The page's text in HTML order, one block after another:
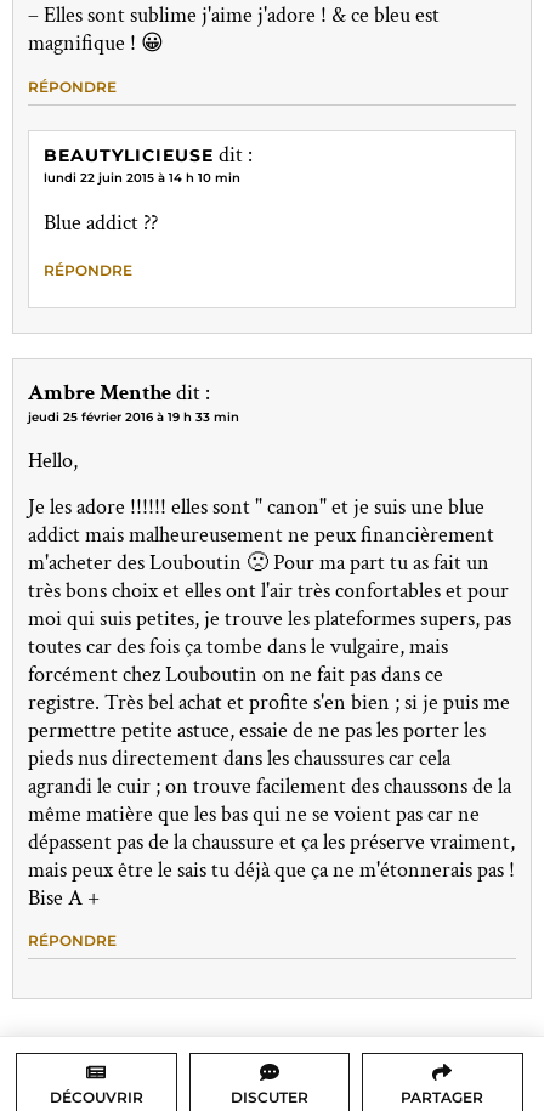
– Elles sont sublime j'aime j'adore ! & ce bleu est
magnifique ! 😀
RÉPONDRE
BEAUTYLICIEUSE dit :
lundi 22 juin 2015 à 14 h 10 min
Blue addict ??
RÉPONDRE
Ambre Menthedit :
jeudi 25 février 2016 à 19 h 33 min
Hello,
Je les adore !!!!!! elles sont " canon" et je suis une blue
addict mais malheureusement ne peux financièrement
m'acheter des Louboutin 🙁 Pour ma part tu as fait un
très bons choix et elles ont l'air très confortables et pour
moi qui suis petites, je trouve les plateformes supers, pas
toutes car des fois ça tombe dans le vulgaire, mais
forcément chez Louboutin on ne fait pas dans ce
registre. Très bel achat et profite s'en bien ; si je puis me
permettre petite astuce, essaie de ne pas les porter les
pieds nus directement dans les chaussures car cela
agrandi le cuir ; on trouve facilement des chaussons de la
même matière que les bas qui ne se voient pas car ne
dépassent pas de la chaussure et ça les préserve vraiment,
mais peux être le sais tu déjà que ça ne m'étonnerais pas !
Bise A +
RÉPONDRE
DÉCOUVRIR DISCUTER PARTAGER